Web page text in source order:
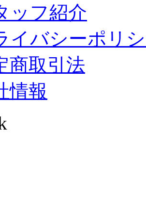
ッフ紹介
イバシーポリ
商取引法
情報